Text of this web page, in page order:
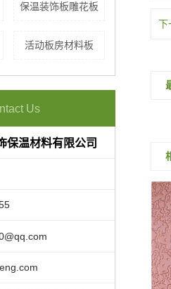
保温装饰板雕花板
活动板房材料板
Us
保温材料有限公司
下